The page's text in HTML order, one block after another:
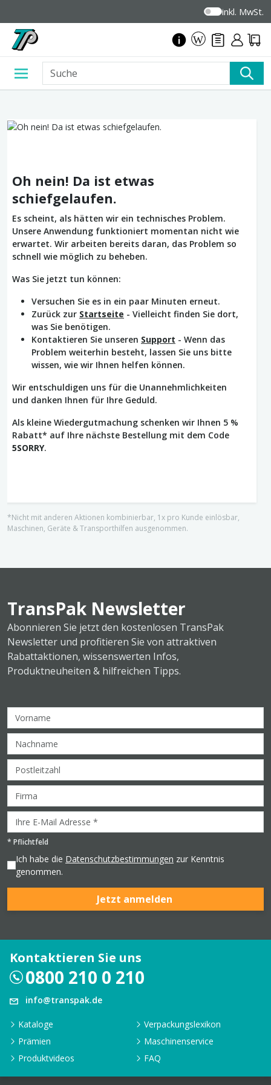
inkl. MwSt.
Oh nein! Da ist etwas
schiefgelaufen.
Es scheint, als hätten wir ein technisches Problem.
Unsere Anwendung funktioniert momentan nicht wie
erwartet. Wir arbeiten bereits daran, das Problem so
schnell wie möglich zu beheben.
Was Sie jetzt tun können:
Versuchen Sie es in ein paar Minuten erneut.
Zurück zur Startseite - Vielleicht finden Sie dort,
was Sie benötigen.
Kontaktieren Sie unseren Support - Wenn das
Problem weiterhin besteht, lassen Sie uns bitte
wissen, wie wir Ihnen helfen können.
Wir entschuldigen uns für die Unannehmlichkeiten
und danken Ihnen für Ihre Geduld.
Als kleine Wiedergutmachung schenken wir Ihnen 5 %
Rabatt* auf Ihre nächste Bestellung mit dem Code
5SORRY.
*Nicht mit anderen Aktionen kombinierbar, 1x pro Kunde einlösbar,
Maschinen, Geräte & Transporthilfen ausgenommen.
TransPak Newsletter
Abonnieren Sie jetzt den kostenlosen TransPak
Newsletter und profitieren Sie von attraktiven
Rabattaktionen, wissenswerten Infos,
Produktneuheiten & hilfreichen Tipps.
* Pflichtfeld
Ich habe die Datenschutzbestimmungen zur Kenntnis
genommen.
Jetzt anmelden
Kontaktieren Sie uns
0800 210 0 210
info@transpak.de
Kataloge
Verpackungslexikon
Prämien
Maschinenservice
Produktvideos
FAQ